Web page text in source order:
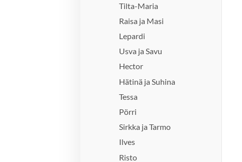
Tilta-Maria
Raisa ja Masi
Lepardi
Usva ja Savu
Hector
Hätinä ja Suhina
Tessa
Pörri
Sirkka ja Tarmo
Ilves
Risto